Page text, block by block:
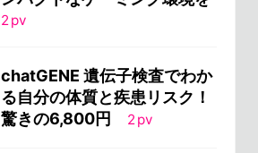
2 pv
chatGENE 遺伝子検査でわか
る自分の体質と疾患リスク！
驚きの6,800円
2 pv